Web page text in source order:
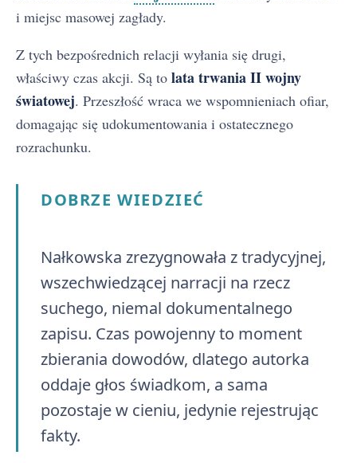
i miejsc masowej zagłady.
Z tych bezpośrednich relacji wyłania się drugi,
właściwy czas akcji. Są to lata trwania II wojny
światowej. Przeszłość wraca we wspomnieniach ofiar,
domagając się udokumentowania i ostatecznego
rozrachunku.
DOBRZE WIEDZIEĆ
Nałkowska zrezygnowała z tradycyjnej,
wszechwiedzącej narracji na rzecz
suchego, niemal dokumentalnego
zapisu. Czas powojenny to moment
zbierania dowodów, dlatego autorka
oddaje głos świadkom, a sama
pozostaje w cieniu, jedynie rejestrując
fakty.